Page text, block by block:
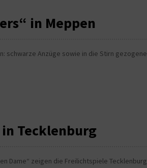
in Meppen
schwarze Anzüge sowie in die Stirn gezogene
Tecklenburg
Dame“ zeigen die Freilichtspiele Tecklenburg